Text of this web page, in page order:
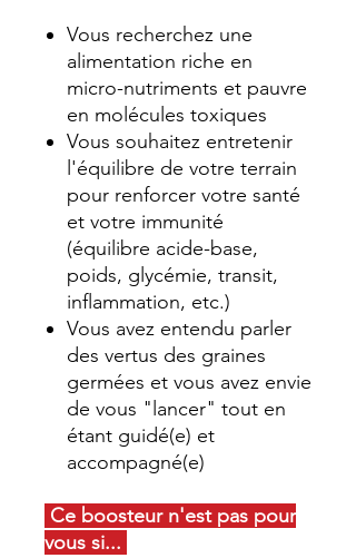
Vous recherchez une
alimentation riche en
micro-nutriments et pauvre
en molécules toxiques
Vous souhaitez entretenir
l'équilibre de votre terrain
pour renforcer votre santé
et votre immunité
(équilibre acide-base,
poids, glycémie, transit,
inflammation, etc.)
Vous avez entendu parler
des vertus des graines
germées et vous avez envie
de vous "lancer" tout en
étant guidé(e) et
accompagné(e)
Ce boosteur n'est pas pour
vous si...